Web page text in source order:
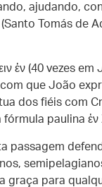
ajudando,
Tomás de
ἐν (40 vezes em
que João
dos fiéis com
paulina ἐν
passagem
graça para